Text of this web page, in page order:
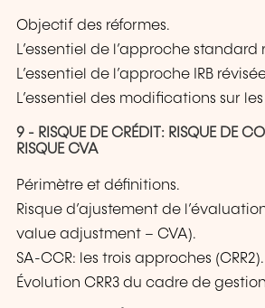
Objectif des réformes.
L’essentiel de l’approche standard
L’essentiel de l’approche IRB
L’essentiel des modifications sur
9 - RISQUE DE CRÉDIT: RISQUE DE
RISQUE CVA
Périmètre et définitions.
Risque d’ajustement de
value adjustment – CVA).
SA-CCR: les trois approches (CRR2).
Évolution CRR3 du cadre de